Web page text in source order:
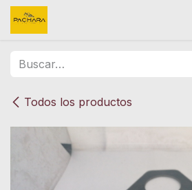
Ir al contenido
Todos los productos